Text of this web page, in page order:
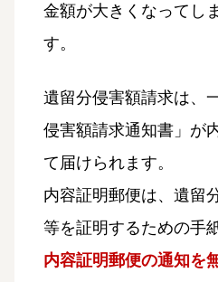
金額が大きくなってし
す。
遺留分侵害額請求は、
侵害額請求通知書」が
て届けられます。
内容証明郵便は、遺留
等を証明するための手
内容証明郵便の通知を